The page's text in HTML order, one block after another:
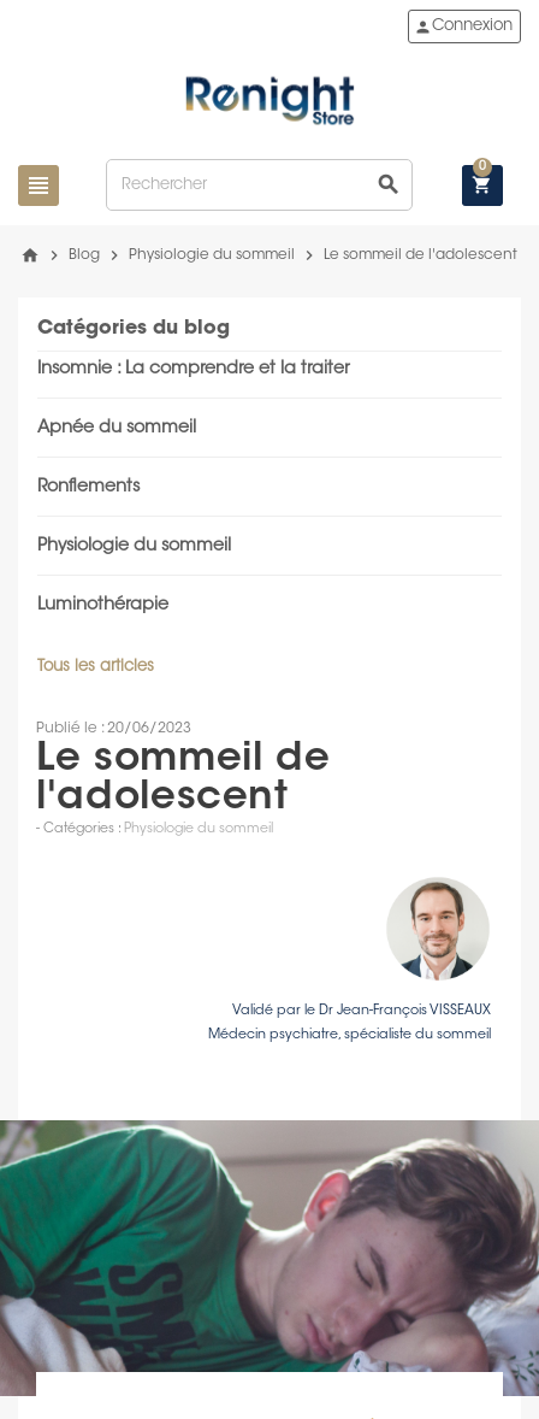
view_headline search
personConnexion
shopping_cart
0
home chevron_right Blog chevron_right Physiologie du sommeil chevron_right Le sommeil de l'adolescent
Catégories du blog
Insomnie : La comprendre et la traiter
Apnée du sommeil
Ronflements
Physiologie du sommeil
Luminothérapie
Tous les articles
Publié le : 20/06/2023
Le sommeil de
l'adolescent
- Catégories : Physiologie du sommeil
Validé par le Dr Jean-François VISSEAUX
Médecin psychiatre, spécialiste du sommeil